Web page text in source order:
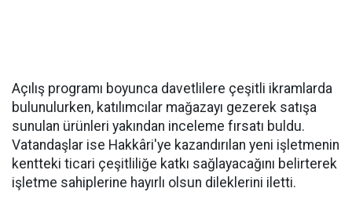
Açılış programı boyunca davetlilere çeşitli ikramlarda
bulunulurken, katılımcılar mağazayı gezerek satışa
sunulan ürünleri yakından inceleme fırsatı buldu.
Vatandaşlar ise Hakkâri'ye kazandırılan yeni işletmenin
kentteki ticari çeşitliliğe katkı sağlayacağını belirterek
işletme sahiplerine hayırlı olsun dileklerini iletti.